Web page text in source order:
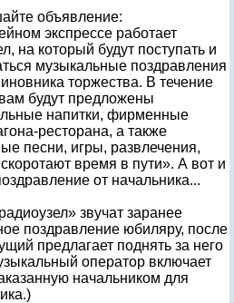
объявление:
экспрессе работает
на который будут поступать и
музыкальные поздравления
торжества. В течение
будут предложены
напитки, фирменные
ресторана, а также
песни, игры, развлечения,
время в пути». А вот и
от начальника...
звучат заранее
поздравление юбиляру, после
предлагает поднять за него
оператор включает
начальником для